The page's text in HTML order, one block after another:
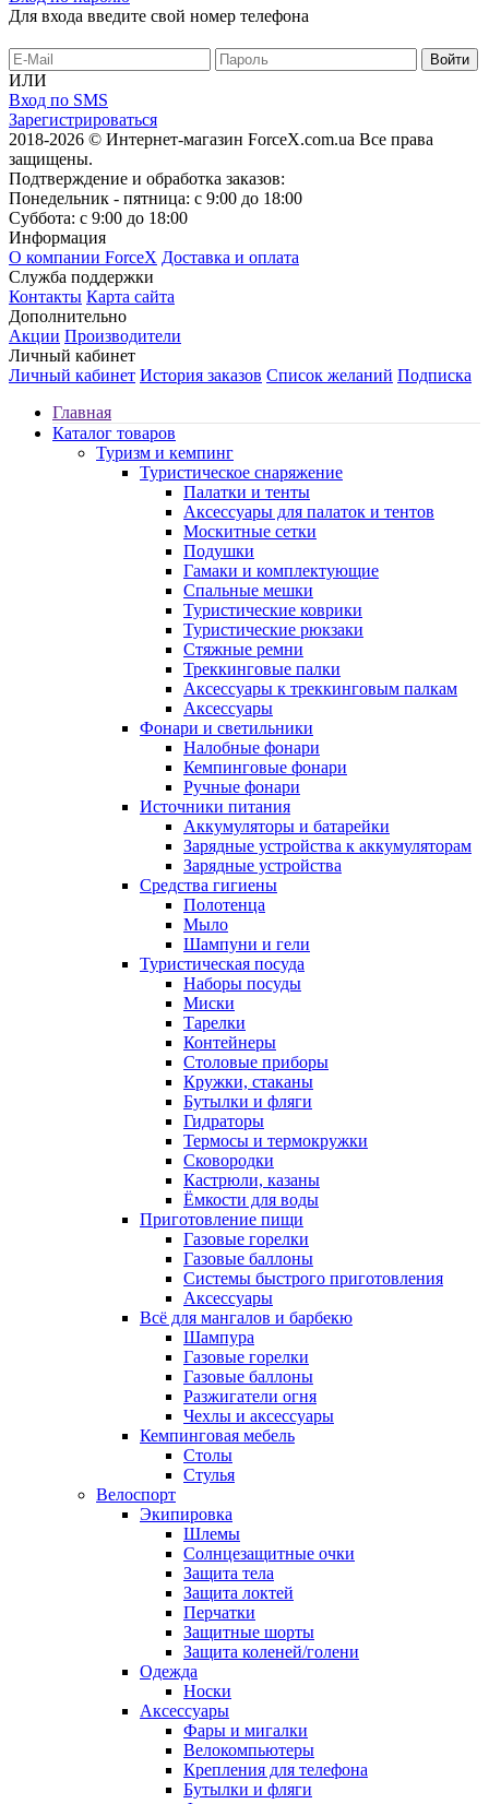
Для входа введите свой номер телефона
ИЛИ
Вход по SMS
Зарегистрироваться
2018-2026 © Интернет-магазин ForceX.com.ua Все права
защищены.
Подтверждение и обработка заказов:
Понедельник - пятница: с 9:00 до 18:00
Суббота: с 9:00 до 18:00
Информация
О компании ForceX Доставка и оплата
Служба поддержки
Контакты Карта сайта
Дополнительно
Акции Производители
Личный кабинет
Личный кабинет История заказов Список желаний Подписка
Главная
Каталог товаров
Туризм и кемпинг
Туристическое снаряжение
Палатки и тенты
Аксессуары для палаток и тентов
Москитные сетки
Подушки
Гамаки и комплектующие
Спальные мешки
Туристические коврики
Туристические рюкзаки
Стяжные ремни
Треккинговые палки
Аксессуары к треккинговым палкам
Аксессуары
Фонари и светильники
Налобные фонари
Кемпинговые фонари
Ручные фонари
Источники питания
Аккумуляторы и батарейки
Зарядные устройства к аккумуляторам
Зарядные устройства
Средства гигиены
Полотенца
Мыло
Шампуни и гели
Туристическая посуда
Наборы посуды
Миски
Тарелки
Контейнеры
Столовые приборы
Кружки, стаканы
Бутылки и фляги
Гидраторы
Термосы и термокружки
Сковородки
Кастрюли, казаны
Ёмкости для воды
Приготовление пищи
Газовые горелки
Газовые баллоны
Системы быстрого приготовления
Аксессуары
Всё для мангалов и барбекю
Шампура
Газовые горелки
Газовые баллоны
Разжигатели огня
Чехлы и аксессуары
Кемпинговая мебель
Столы
Стулья
Велоспорт
Экипировка
Шлемы
Солнцезащитные очки
Защита тела
Защита локтей
Перчатки
Защитные шорты
Защита коленей/голени
Одежда
Носки
Аксессуары
Фары и мигалки
Велокомпьютеры
Крепления для телефона
Бутылки и фляги